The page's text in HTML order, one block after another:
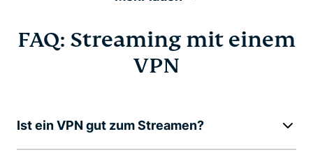
FAQ: Streaming mit einem
VPN
Ist ein VPN gut zum Streamen?